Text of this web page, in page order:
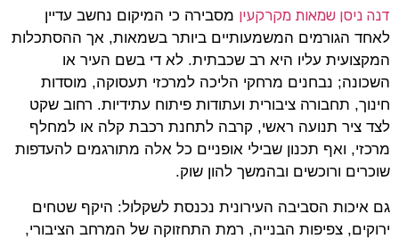
דנה ניסן שמאות מקרקעיןמסבירה כי המיקום נחשב עדיין
לאחד הגורמים המשמעותיים ביותר בשמאות, אך ההסתכלות
המקצועית עליו היא רב שכבתית. לא די בשם העיר או
השכונה; נבחנים מרחקי הליכה למרכזי תעסוקה, מוסדות
חינוך, תחבורה ציבורית ועתודות פיתוח עתידיות. רחוב שקט
לצד ציר תנועה ראשי, קרבה לתחנת רכבת קלה או למחלף
מרכזי, ואף תכנון שבילי אופניים כל אלה מתורגמים להעדפות
שוכרים ורוכשים ובהמשך להון שוק.
גם איכות הסביבה העירונית נכנסת לשקלול: היקף שטחים
ירוקים, צפיפות הבנייה, רמת התחזוקה של המרחב הציבורי,